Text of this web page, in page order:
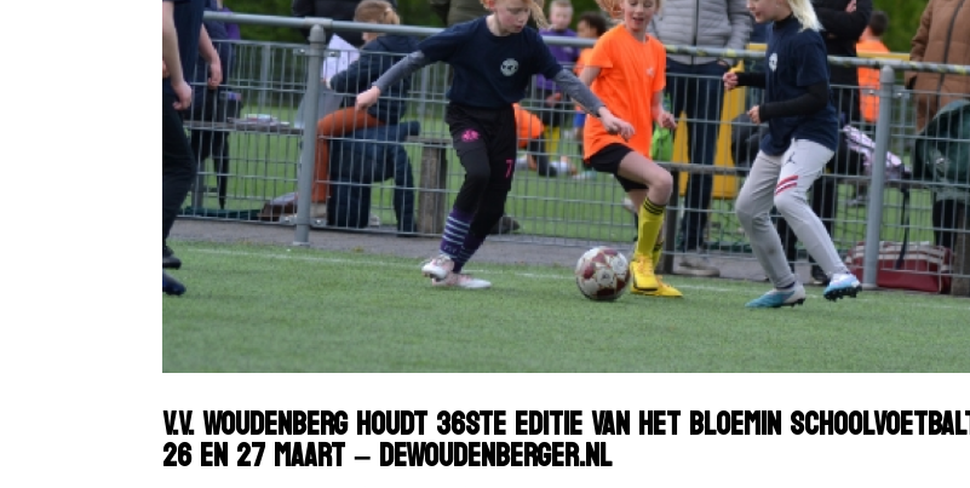
V.V. WOUDENBERG HOUDT 36STE EDITIE VAN HET BLOEMIN
26 EN 27 MAART – DEWOUDENBERGER.NL